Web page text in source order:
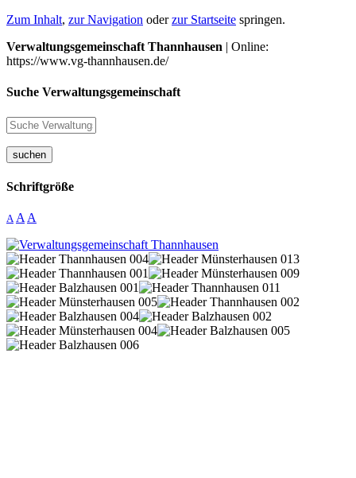
Zum Inhalt, zur Navigation oderzur Startseite springen.
Verwaltungsgemeinschaft Thannhausen | Online:
https://www.vg-thannhausen.de/
Suche Verwaltungsgemeinschaft
suchen
Schriftgröße
A A A